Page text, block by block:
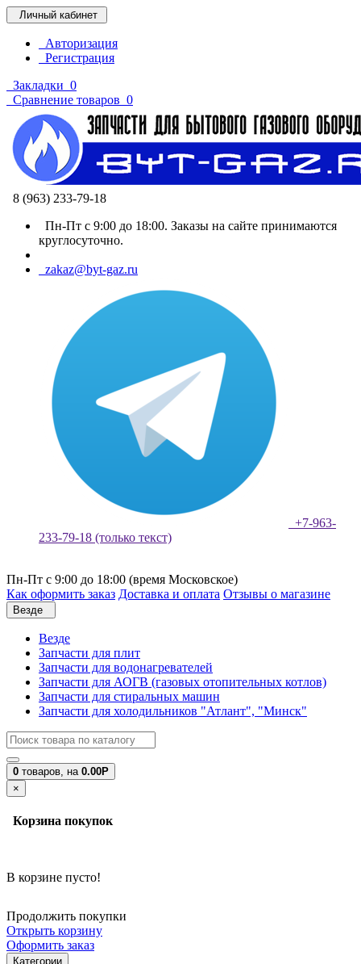
Личный кабинет
Авторизация
Регистрация
Закладки 0
Сравнение товаров 0
8 (963) 233-79-18
Пн-Пт с 9:00 до 18:00. Заказы на сайте принимаются
круглосуточно.
zakaz@byt-gaz.ru
+7-963-
233-79-18 (только текст)
Пн-Пт с 9:00 до 18:00 (время Московское)
Как оформить заказ Доставка и оплата Отзывы о магазине
Везде
Везде
Запчасти для плит
Запчасти для водонагревателей
Запчасти для АОГВ (газовых отопительных котлов)
Запчасти для стиральных машин
Запчасти для холодильников "Атлант", "Минск"
0 товаров, на 0.00Р
×
Корзина покупок
В корзине пусто!
Продолжить покупки
Открыть корзину
Оформить заказ
Категории